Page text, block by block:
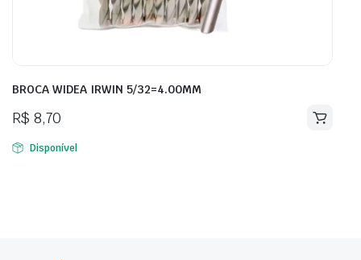
BROCA WIDEA IRWIN 5/32=4.00MM
R$ 8,70
Disponível